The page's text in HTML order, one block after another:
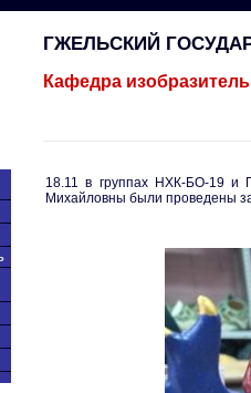
ГЖЕЛЬСКИЙ
Кафедра
18.11 в группах НХК-БО-19 и
Михайловны были проведены